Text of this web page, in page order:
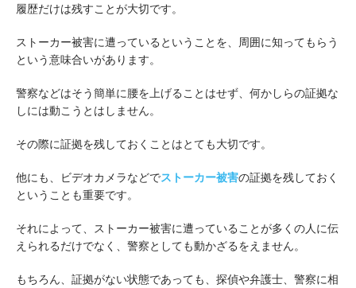
履歴だけは残すことが大切です。
ストーカー被害に遭っているということを、周囲に知ってもらう
という意味合いがあります。
警察などはそう簡単に腰を上げることはせず、何かしらの証拠な
しには動こうとはしません。
その際に証拠を残しておくことはとても大切です。
他にも、ビデオカメラなどでストーカー被害の証拠を残しておく
ということも重要です。
それによって、ストーカー被害に遭っていることが多くの人に伝
えられるだけでなく、警察としても動かざるをえません。
もちろん、証拠がない状態であっても、探偵や弁護士、警察に相